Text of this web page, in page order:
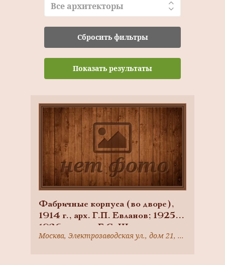
Все архитекторы
Сбросить фильтры
Показать результаты
Фабричные корпуса (во дворе),
1914 г., арх. Г.П. Евланов; 1925-
1926 гг., арх. Г.С. Шиханов,
ансамбль фабрики ТовариществаМосква, Электрозаводская ул., дом 21, строение 6